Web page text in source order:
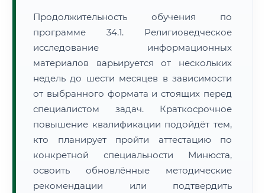
Продолжительность обучения по
программе 34.1. Религиоведческое
исследование информационных
материалов варьируется от нескольких
недель до шести месяцев в зависимости
от выбранного формата и стоящих перед
специалистом задач. Краткосрочное
повышение квалификации подойдёт тем,
кто планирует пройти аттестацию по
конкретной специальности Минюста,
освоить обновлённые методические
рекомендации или подтвердить